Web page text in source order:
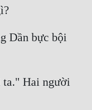
Dần bực bội
ta." Hai người